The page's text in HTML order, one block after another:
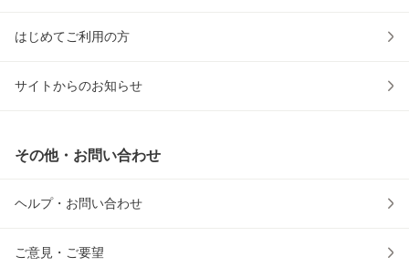
はじめてご利用の方
サイトからのお知らせ
その他・お問い合わせ
ヘルプ・お問い合わせ
ご意見・ご要望